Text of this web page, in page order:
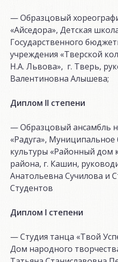
— Образцовый
«Айседора», Детская
Государственного
учреждения «Тверской
Н.А. Львова», г. Тверь,
Валентиновна Алышева;
Диплом II степени
— Образцовый ансамбль
«Радуга»,
культуры «Районный дом
района, г. Кашин,
Анатольевна Сучилова и
Студентов
Диплом I степени
— Студия танца «Твой
Дом народного